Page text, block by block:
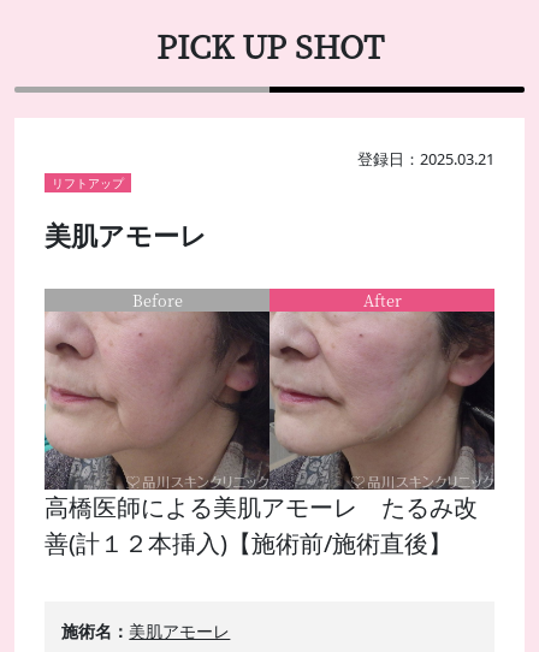
PICK UP SHOT
登録日：2025.03.21
リフトアップ
美肌アモーレ
高橋医師による美肌アモーレ たるみ改
善(計１２本挿入)【施術前/施術直後】
施術名
美肌アモーレ
Before After